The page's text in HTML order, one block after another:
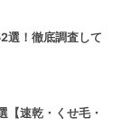
選！徹底調査して
【速乾・くせ毛・